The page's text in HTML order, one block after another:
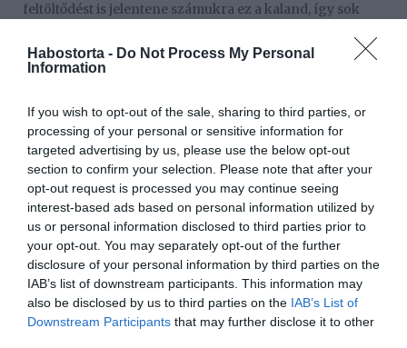
Habostorta - Do Not Process My Personal
Information
If you wish to opt-out of the sale, sharing to third parties, or
processing of your personal or sensitive information for
targeted advertising by us, please use the below opt-out
section to confirm your selection. Please note that after your
opt-out request is processed you may continue seeing
interest-based ads based on personal information utilized by
us or personal information disclosed to third parties prior to
your opt-out. You may separately opt-out of the further
disclosure of your personal information by third parties on the
IAB’s list of downstream participants. This information may
also be disclosed by us to third parties on the IAB’s List of
Downstream Participants that may further disclose it to other
feltöltődést is jelentene számukra ez a kaland, így sok
készülök a résztvevőknek. Bali az örök kedvencem.
Szeretném, ha a vendégeim nem csupán elsajátítanák a
térnének haza – tette hozzá annak kapcsán, hogy
miként választotta ki a helyszínt.